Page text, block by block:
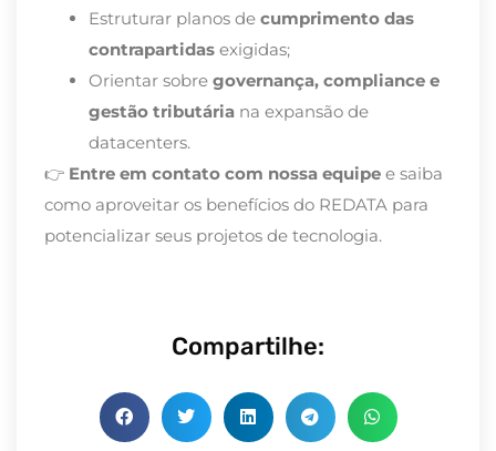
Estruturar planos de cumprimento das
contrapartidas exigidas;
Orientar sobre governança, compliance e
gestão tributária na expansão de
datacenters.
👉 Entre em contato com nossa equipe e saiba
como aproveitar os benefícios do REDATA para
potencializar seus projetos de tecnologia.
Compartilhe: